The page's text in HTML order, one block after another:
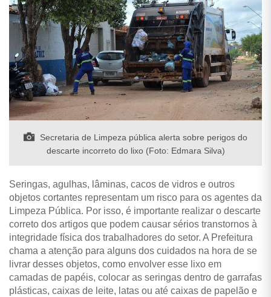
Secretaria de Limpeza pública alerta sobre perigos do
descarte incorreto do lixo (Foto: Edmara Silva)
Seringas, agulhas, lâminas, cacos de vidros e outros
objetos cortantes representam um risco para os agentes da
Limpeza Pública. Por isso, é importante realizar o descarte
correto dos artigos que podem causar sérios transtornos à
integridade física dos trabalhadores do setor. A Prefeitura
chama a atenção para alguns dos cuidados na hora de se
livrar desses objetos, como envolver esse lixo em
camadas de papéis, colocar as seringas dentro de garrafas
plásticas, caixas de leite, latas ou até caixas de papelão e